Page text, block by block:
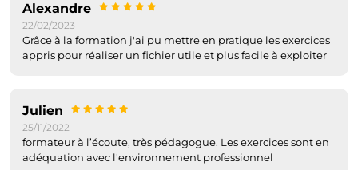
Alexandre
22/02/2023
Grâce à la formation j'ai pu mettre en pratique les exercices
appris pour réaliser un fichier utile et plus facile à exploiter
Julien
25/11/2022
formateur à l’écoute, très pédagogue. Les exercices sont en
adéquation avec l'environnement professionnel